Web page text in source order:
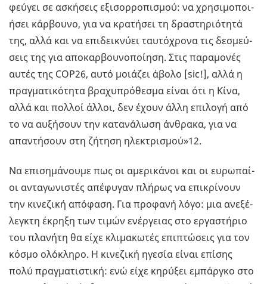
φεύ­γει σε ασκή­σεις εξι­σορ­ρο­πι­σμού: να χρη­σι­μο­ποι­
ή­σει κάρ­βου­νο, για να κρα­τή­σει τη δρα­στη­ριό­τη­τά
της, αλλά και να επι­δει­κνύ­ει ταυ­τό­χρο­να τις δε­σμεύ­
σεις της για απο­καρ­βου­νο­ποί­η­ση. Στις πα­ρα­μο­νές
αυτές της COP26, αυτό μοιά­ζει άβολο [sic!], αλλά η
πραγ­μα­τι­κό­τη­τα βρα­χυ­πρό­θε­σμα είναι ότι η Κίνα,
αλλά και πολ­λοί άλλοι, δεν έχουν άλλη επι­λο­γή από
το να αυ­ξή­σουν την κα­τα­νά­λω­ση άν­θρα­κα, για να
απα­ντή­σουν στη ζή­τη­ση ηλε­κτρι­σμού»12.
Να επι­ση­μά­νου­με πως οι αμε­ρι­κά­νοι και οι ευ­ρω­παί­
οι αντα­γω­νι­στές απέ­φυ­γαν πλή­ρως να επι­κρί­νουν
την κι­νε­ζι­κή από­φα­ση. Για προ­φα­νή λόγο: μια ανε­ξέ­
λεγ­κτη έκρη­ξη των τιμών ενέρ­γειας στο ερ­γα­στή­ριο
του πλα­νή­τη θα είχε κλι­μα­κω­τές επι­πτώ­σεις για τον
κόσμο ολό­κλη­ρο. Η κι­νε­ζι­κή ηγε­σία είναι επί­σης
πολύ πραγ­μα­τι­στι­κή: ενώ είχε κη­ρύ­ξει εμπάρ­γκο στο